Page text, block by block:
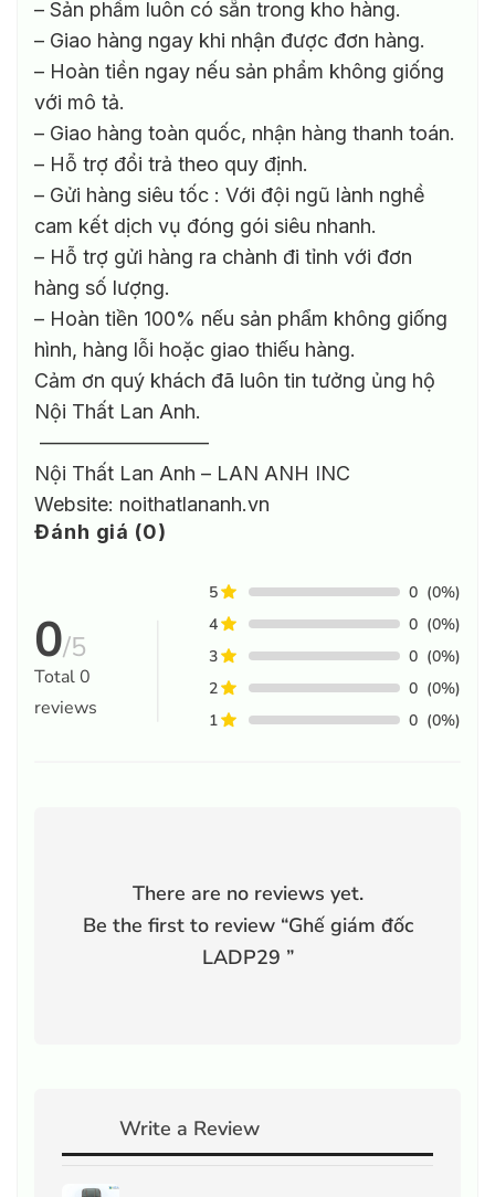
– Sản phẩm luôn có sẵn trong kho hàng.
– Giao hàng ngay khi nhận được đơn hàng.
– Hoàn tiền ngay nếu sản phẩm không giống
với mô tả.
– Giao hàng toàn quốc, nhận hàng thanh toán.
– Hỗ trợ đổi trả theo quy định.
– Gửi hàng siêu tốc : Với đội ngũ lành nghề
cam kết dịch vụ đóng gói siêu nhanh.
– Hỗ trợ gửi hàng ra chành đi tỉnh với đơn
hàng số lượng.
– Hoàn tiền 100% nếu sản phẩm không giống
hình, hàng lỗi hoặc giao thiếu hàng.
Cảm ơn quý khách đã luôn tin tưởng ủng hộ
Nội Thất Lan Anh.
————————–
Nội Thất Lan Anh – LAN ANH INC
Website: noithatlananh.vn
Đánh giá (0)
0/5
Total0
reviews
5 0 (0%)
4
0 (0%)
3
0 (0%)
2
0 (0%)
1
0 (0%)
There are no reviews yet.
Be the first to review “Ghế giám đốc
LADP29 ”
Write a Review